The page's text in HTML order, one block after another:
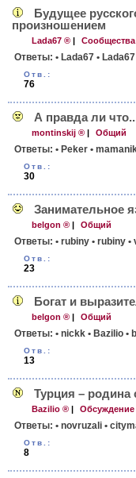
Будущее
произношением
Lada67 ® | Сообщества
Ответы: • Lada67 • Lada67
Отв.:
76
А правда ли
montinskij ® | Общий
Ответы: • Peker •
Отв.:
30
Занимательное
belgon ® | Общий
Ответы: • rubiny • rubiny •
Отв.:
23
Богат и
belgon ® | Общий
Ответы: • nickk • Bazilio •
Отв.:
13
Турция – родина
Bazilio ® | Обсуждение
Ответы: • novruzali •
Отв.:
8